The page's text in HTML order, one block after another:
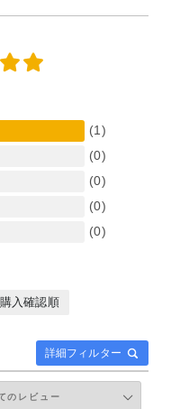
(1)
(0)
(0)
(0)
(0)
詳細フィルター
購入確認順